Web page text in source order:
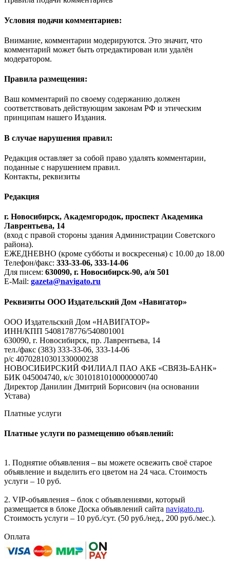
Условия подачи комментариев:
Внимание, комментарии модерируются. Это значит, что
комментарий может быть отредактирован или удалён
модератором.
Правила размещения:
Ваш комментарий по своему содержанию должен
соответствовать действующим законам РФ и этическим
принципам нашего Издания.
В случае нарушения правил:
Редакция оставляет за собой право удалять комментарии,
поданные с нарушением правил.
Контакты, реквизиты
Редакция
г. Новосибирск, Академгородок, проспект Академика
Лаврентьева, 14
(вход с правой стороны здания Администрации Советского
района).
ЕЖЕДНЕВНО (кроме субботы и воскресенья) с 10.00 до 18.00
Телефон/факс: 333-33-06, 333-14-06
Для писем: 630090, г. Новосибирск-90, а/я 501
E-Mail: gazeta@navigato.ru
Реквизиты ООО Издательский Дом «Навигатор»
ООО Издательский Дом «НАВИГАТОР»
ИНН/КПП 5408178776/540801001
630090, г. Новосибирск, пр. Лаврентьева, 14
тел./факс (383) 333-33-06, 333-14-06
р/с 40702810301330000238
НОВОСИБИРСКИЙ ФИЛИАЛ ПАО АКБ «СВЯЗЬ-БАНК»
БИК 045004740, к/с 30101810100000000740
Директор Данилин Дмитрий Борисович (на основании
Устава)
Платные услуги
Платные услуги по размещению объявлений:
1. Поднятие объявления – вы можете освежить своё старое
объявление и выделить его цветом на 24 часа. Стоимость
услуги – 10 руб.
2. VIP-объявления – блок с объявлениями, который
размещается в блоке Доска объявлений сайта navigato.ru.
Стоимость услуги – 10 руб./сут. (50 руб./нед., 200 руб./мес.).
Оплата